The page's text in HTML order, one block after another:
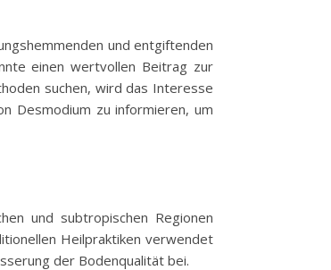
und entgiftenden
einen wertvollen Beitrag zur
suchen, wird das Interesse
Desmodium zu informieren, um
und subtropischen Regionen
Heilpraktiken verwendet
der Bodenqualität bei.